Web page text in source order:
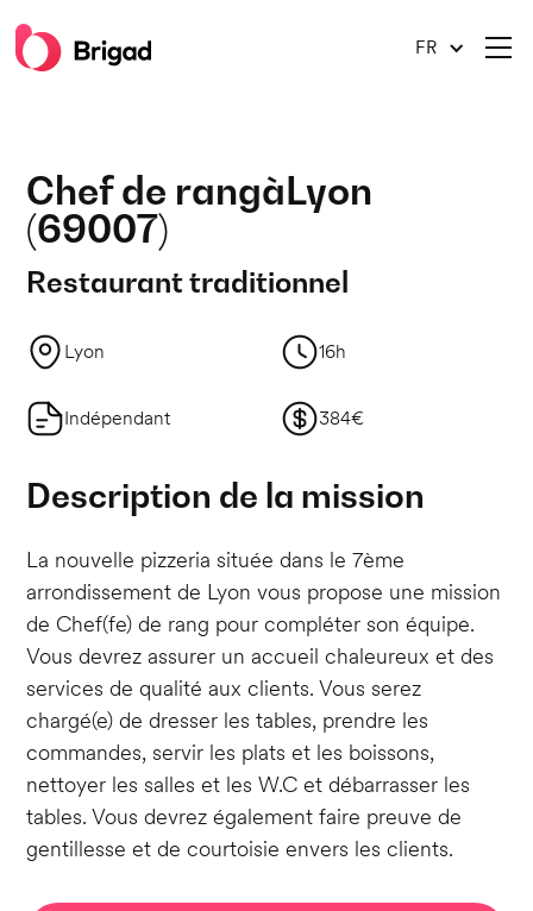
FR
Chef de rangàLyon
(69007)
Restaurant traditionnel
Lyon 16h
Indépendant 384€
Description de la mission
La nouvelle pizzeria située dans le 7ème
arrondissement de Lyon vous propose une mission
de Chef(fe) de rang pour compléter son équipe.
Vous devrez assurer un accueil chaleureux et des
services de qualité aux clients. Vous serez
chargé(e) de dresser les tables, prendre les
commandes, servir les plats et les boissons,
nettoyer les salles et les W.C et débarrasser les
tables. Vous devrez également faire preuve de
gentillesse et de courtoisie envers les clients.